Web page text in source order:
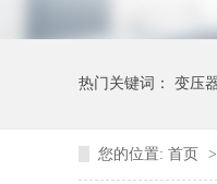
热门关键词： 变压
您的位置: 首页 >